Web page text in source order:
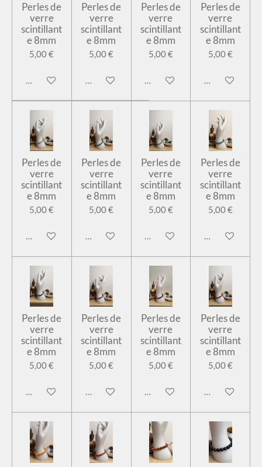
Perles de
verre
scintillant
e 8mm
5,00 €
Ajouter au panier
Perles de
verre
scintillant
e 8mm
5,00 €
Ajouter au panier
Perles de
verre
scintillant
e 8mm
5,00 €
Ajouter au panier
Perles de
verre
scintillant
e 8mm
5,00 €
Ajouter au
Perles de
verre
scintillant
e 8mm
5,00 €
Ajouter au panier
Perles de
verre
scintillant
e 8mm
5,00 €
Ajouter au panier
Perles de
verre
scintillant
e 8mm
5,00 €
Ajouter au panier
Perles de
verre
scintillant
e 8mm
5,00 €
Ajouter au
Perles de
verre
scintillant
e 8mm
5,00 €
Ajouter au panier
Perles de
verre
scintillant
e 8mm
5,00 €
Ajouter au panier
Perles de
verre
scintillant
e 8mm
5,00 €
Ajouter au panier
Perles de
verre
scintillant
e 8mm
5,00 €
Ajouter au